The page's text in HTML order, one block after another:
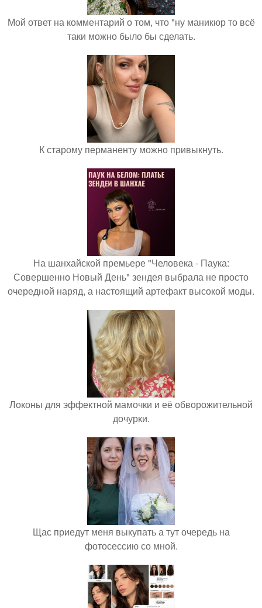
Мой ответ на комментарий о том, что "ну маникюр то всё
таки можно было бы сделать.
К старому перманенту можно привыкнуть.
На шанхайской премьере "Человека - Паука:
Совершенно Новый День" зендея выбрала не просто
очередной наряд, а настоящий артефакт высокой моды.
Локоны для эффектной мамочки и её обворожительной
дочурки.
Щас приедут меня выкупать а тут очередь на
фотосессию со мной.